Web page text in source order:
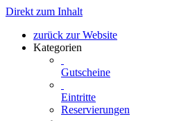
Direkt zum Inhalt
zurück zur Website
Kategorien
Gutscheine
Eintritte
Reservierungen